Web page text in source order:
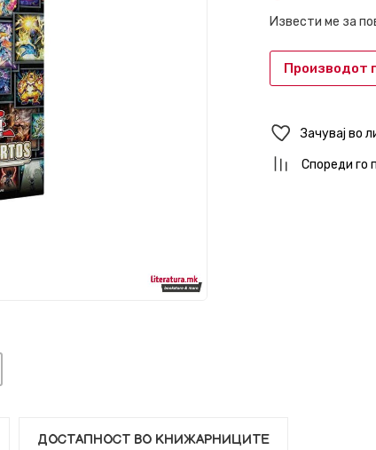
Извести ме за
Производот
Зачувај во
Спореди го
ДОСТАПНОСТ ВО КНИЖАРНИЦИТЕ